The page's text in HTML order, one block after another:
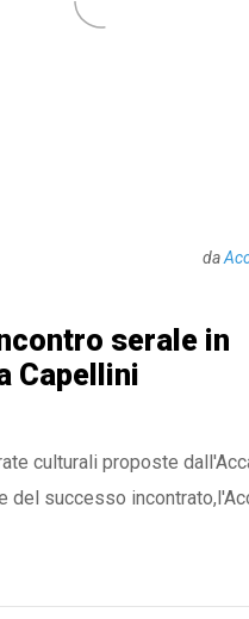
da
serale in
Capellini
culturali proposte
del successo